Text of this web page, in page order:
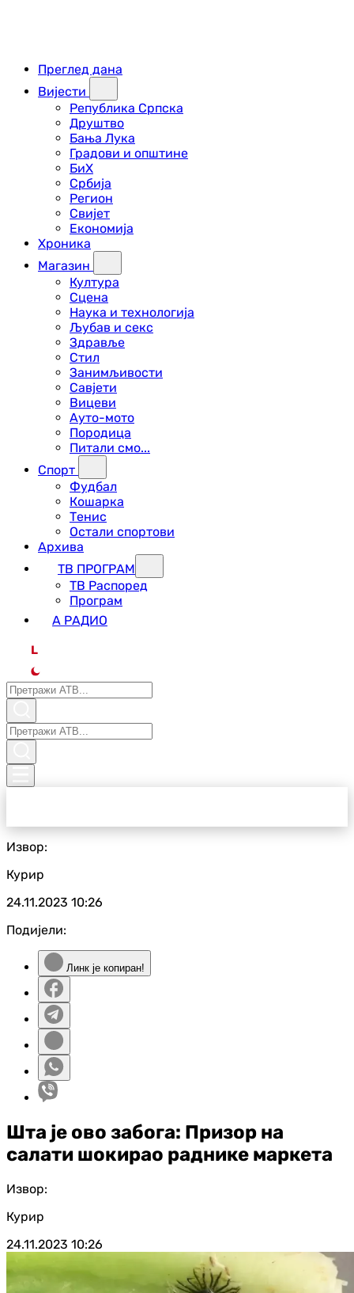
Преглед дана
Вијести
Република Српска
Друштво
Бања Лука
Градови и општине
БиХ
Србија
Регион
Свијет
Економија
Хроника
Магазин
Култура
Сцена
Наука и технологија
Љубав и секс
Здравље
Стил
Занимљивости
Савјети
Вицеви
Ауто-мото
Породица
Питали смо...
Спорт
Фудбал
Кошарка
Тенис
Остали спортови
Архива
ТВ ПРОГРАМ
ТВ Распоред
Програм
А РАДИО
L
Извор:
Курир
24.11.2023 10:26
Подијели:
Линк је копиран!
Шта је ово забога: Призор на
салати шокирао раднике маркета
Извор:
Курир
24.11.2023 10:26